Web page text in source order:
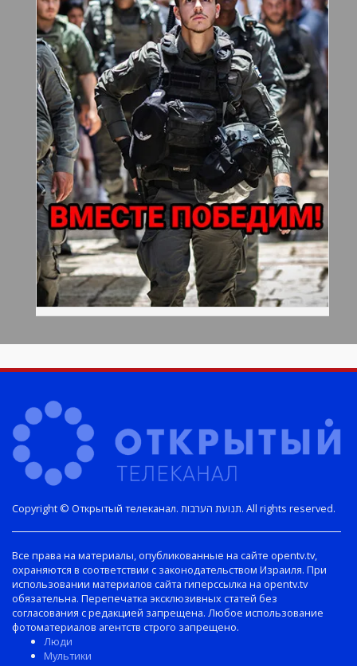
Copyright © Открытый телеканал. תנועת הערבות. All rights reserved.
Все права на материалы, опубликованные на сайте opentv.tv,
охраняются в соответствии с законодательством Израиля. При
использовании материалов сайта гиперссылка на opentv.tv
обязательна. Перепечатка эксклюзивных статей без
согласования с редакцией запрещена. Любое использование
фотоматериалов агентств строго запрещено.
Люди
Мультики